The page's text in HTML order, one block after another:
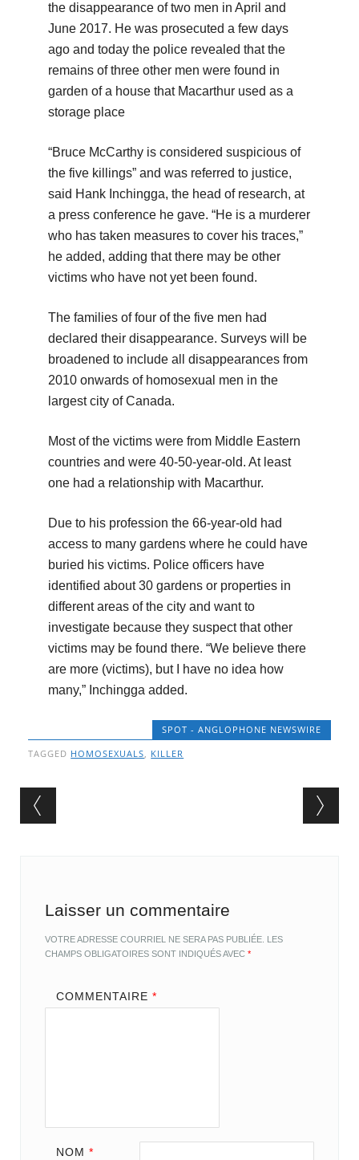
the disappearance of two men in April and
June 2017. He was prosecuted a few days
ago and today the police revealed that the
remains of three other men were found in
garden of a house that Macarthur used as a
storage place
“Bruce McCarthy is considered suspicious of
the five killings” and was referred to justice,
said Hank Inchingga, the head of research, at
a press conference he gave. “He is a murderer
who has taken measures to cover his traces,”
he added, adding that there may be other
victims who have not yet been found.
The families of four of the five men had
declared their disappearance. Surveys will be
broadened to include all disappearances from
2010 onwards of homosexual men in the
largest city of Canada.
Most of the victims were from Middle Eastern
countries and were 40-50-year-old. At least
one had a relationship with Macarthur.
Due to his profession the 66-year-old had
access to many gardens where he could have
buried his victims. Police officers have
identified about 30 gardens or properties in
different areas of the city and want to
investigate because they suspect that other
victims may be found there. “We believe there
are more (victims), but I have no idea how
many,” Inchingga added.
SPOT - ANGLOPHONE NEWSWIRE
TAGGED HOMOSEXUALS, KILLER
Post navigation
Laisser un commentaire
VOTRE ADRESSE COURRIEL NE SERA PAS PUBLIÉE. LES
CHAMPS OBLIGATOIRES SONT INDIQUÉS AVEC*
COMMENTAIRE *
NOM *